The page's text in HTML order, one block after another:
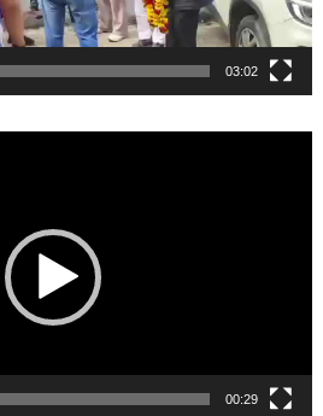
03:02
00:29